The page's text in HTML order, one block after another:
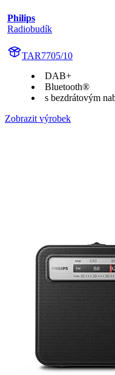
Philips
Radiobudík
TAR7705/10
DAB+
Bluetooth®
s bezdrátovým
Zobrazit výrobek